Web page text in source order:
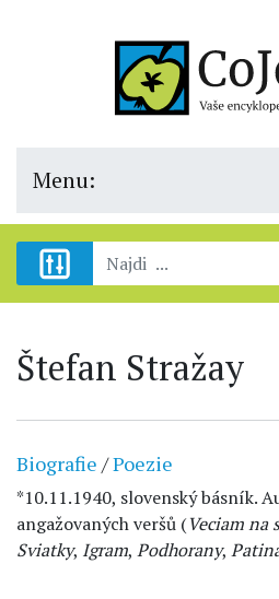
Menu:
Štefan Stražay
Biografie /Poezie
*10.11.1940, slovenský básník.
angažovaných veršů (Veciam na
Sviatky, Igram, Podhorany,